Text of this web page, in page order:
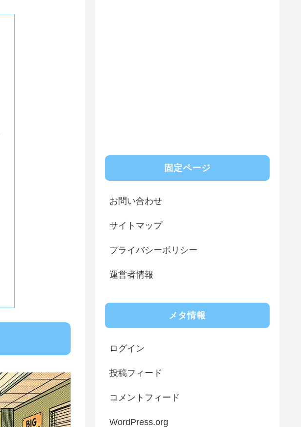
固定ページ
お問い合わせ
サイトマップ
プライバシーポリシー
運営者情報
メタ情報
ログイン
投稿フィード
コメントフィード
WordPress.org